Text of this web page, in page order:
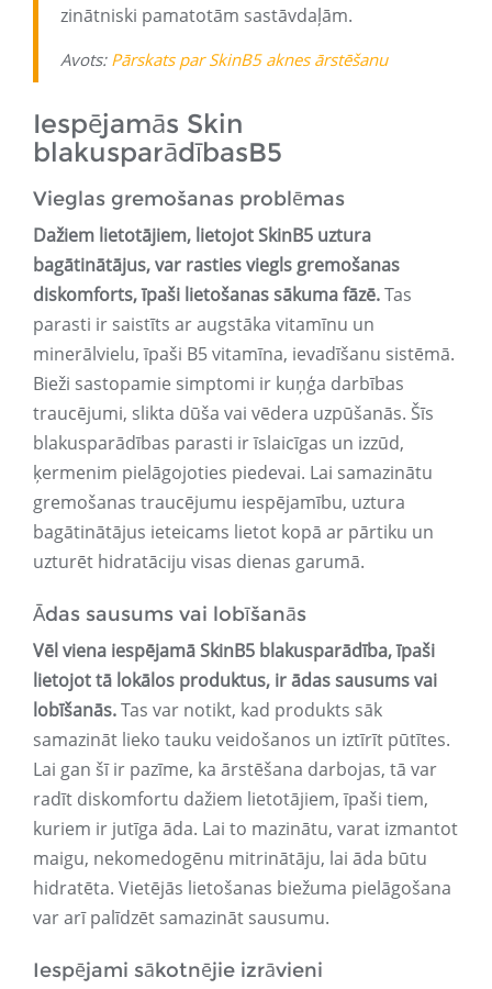
zinātniski pamatotām sastāvdaļām.
Avots: Pārskats par SkinB5 aknes ārstēšanu
Iespējamās Skin
blakusparādībasB5
Vieglas gremošanas problēmas
Dažiem lietotājiem, lietojot SkinB5 uztura
bagātinātājus, var rasties viegls gremošanas
diskomforts, īpaši lietošanas sākuma fāzē.Tas
parasti ir saistīts ar augstāka vitamīnu un
minerālvielu, īpaši B5 vitamīna, ievadīšanu sistēmā.
Bieži sastopamie simptomi ir kuņģa darbības
traucējumi, slikta dūša vai vēdera uzpūšanās. Šīs
blakusparādības parasti ir īslaicīgas un izzūd,
ķermenim pielāgojoties piedevai. Lai samazinātu
gremošanas traucējumu iespējamību, uztura
bagātinātājus ieteicams lietot kopā ar pārtiku un
uzturēt hidratāciju visas dienas garumā.
Ādas sausums vai lobīšanās
Vēl viena iespējamā SkinB5 blakusparādība, īpaši
lietojot tā lokālos produktus, ir ādas sausums vai
lobīšanās.Tas var notikt, kad produkts sāk
samazināt lieko tauku veidošanos un iztīrīt pūtītes.
Lai gan šī ir pazīme, ka ārstēšana darbojas, tā var
radīt diskomfortu dažiem lietotājiem, īpaši tiem,
kuriem ir jutīga āda. Lai to mazinātu, varat izmantot
maigu, nekomedogēnu mitrinātāju, lai āda būtu
hidratēta. Vietējās lietošanas biežuma pielāgošana
var arī palīdzēt samazināt sausumu.
Iespējami sākotnējie izrāvieni